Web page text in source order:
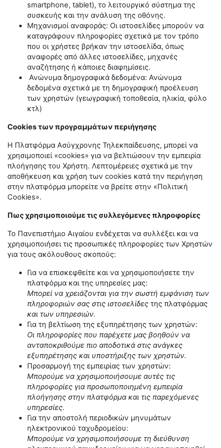
smartphone, tablet), το λειτουργικό σύστημα της
συσκευής και την ανάλυση της οθόνης.
Μηχανισμοί αναφοράς: Οι ιστοσελίδες μπορούν να
καταγράφουν πληροφορίες σχετικά με τον τρόπο
που οι χρήστες βρήκαν την ιστοσελίδα, όπως
αναφορές από άλλες ιστοσελίδες, μηχανές
αναζήτησης ή κάποιες διαφημίσεις.
Ανώνυμα δημογραφικά δεδομένα: Ανώνυμα
δεδομένα σχετικά με τη δημογραφική προέλευση
των χρηστών (γεωγραφική τοποθεσία, ηλικία, φύλο
κτλ)
Cookies των προγραμμάτων περιήγησης
Η Πλατφόρμα Ασύγχρονης Τηλεκπαίδευσης, μπορεί να
χρησιμοποιεί «cookies» για να βελτιώσουν την εμπειρία
πλοήγησης του Χρήστη. Λεπτομέρειες σχετικά με την
αποθήκευση και χρήση των cookies κατά την περιήγηση
στην πλατφόρμα μπορείτε να βρείτε στην «Πολιτική
Cookies».
Πως χρησιμοποιούμε τις συλλεγόμενες πληροφορίες
Το Πανεπιστήμιο Αιγαίου ενδέχεται να συλλέξει και να
χρησιμοποιήσει τις προσωπικές πληροφορίες των Χρηστών
για τους ακόλουθους σκοπούς:
Για να επισκεφθείτε και να χρησιμοποιήσετε την
πλατφόρμα και της υπηρεσίες μας:
Μπορεί να χρειάζονται για την σωστή εμφάνιση των
πληροφοριών σας στις ιστοσελίδες της πλατφόρμας
και των υπηρεσιών.
Για τη βελτίωση της εξυπηρέτησης των χρηστών:
Οι πληροφορίες που παρέχετε μας βοηθούν να
ανταποκριθούμε πιο αποδοτικά στις ανάγκες
εξυπηρέτησης και υποστήριξης των χρηστών.
Προσαρμογή της εμπειρίας των χρηστών:
Μπορούμε να χρησιμοποιήσουμε αυτές τις
πληροφορίες για προσωποποιημένη εμπειρία
πλοήγησης στην πλατφόρμα και τις παρεχόμενες
υπηρεσίες.
Για την αποστολή περιοδικών μηνυμάτων
ηλεκτρονικού ταχυδρομείου:
Μπορούμε να χρησιμοποιήσουμε τη διεύθυνση